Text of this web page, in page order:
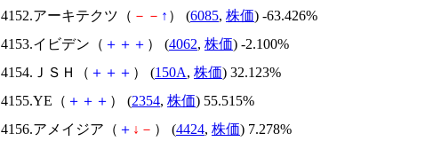
4152.アーキテクツ（ － － ↑ ） (6085, 株価) -63.426%
4153.イビデン（ ＋ ＋ ＋ ） (4062, 株価) -2.100%
4154.ＪＳＨ（ ＋ ＋ ＋ ） (150A, 株価) 32.123%
4155.YE（ ＋ ＋ ＋ ） (2354, 株価) 55.515%
4156.アメイジア（ ＋ ↓ － ） (4424, 株価) 7.278%